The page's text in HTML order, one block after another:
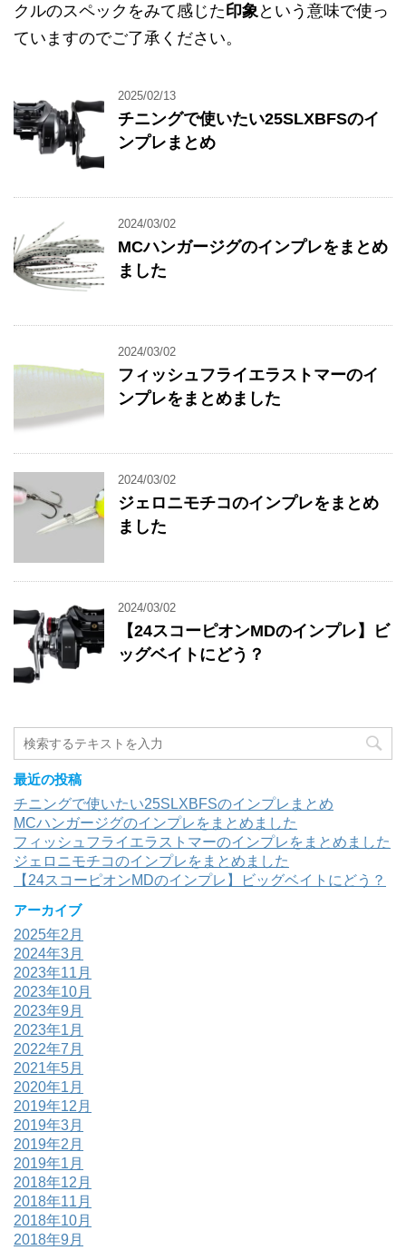
クルのスペックをみて感じた印象 という意味で使っ
ていますのでご了承ください。
2025/02/13
チニングで使いたい25SLXBFSのイ
ンプレまとめ
2024/03/02
MCハンガージグのインプレをまとめ
ました
2024/03/02
フィッシュフライエラストマーのイ
ンプレをまとめました
2024/03/02
ジェロニモチコのインプレをまとめ
ました
2024/03/02
【24スコーピオンMDのインプレ】ビ
ッグベイトにどう？
最近の投稿
チニングで使いたい25SLXBFSのインプレまとめ
MCハンガージグのインプレをまとめました
フィッシュフライエラストマーのインプレをまとめました
ジェロニモチコのインプレをまとめました
【24スコーピオンMDのインプレ】ビッグベイトにどう？
アーカイブ
2025年2月
2024年3月
2023年11月
2023年10月
2023年9月
2023年1月
2022年7月
2021年5月
2020年1月
2019年12月
2019年3月
2019年2月
2019年1月
2018年12月
2018年11月
2018年10月
2018年9月